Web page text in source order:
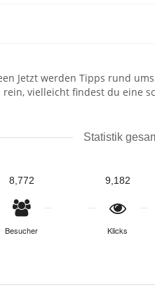
Jetzt werden Tipps rund
vielleicht findest du eine
Statistik
8,772
Besucher
9,182
Klicks